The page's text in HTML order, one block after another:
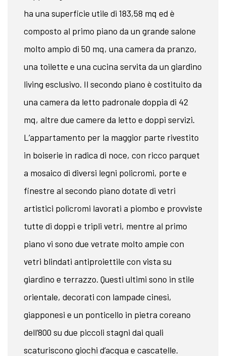
ha una superficie utile di 183,58 mq ed è
composto al primo piano da un grande salone
molto ampio di 50 mq, una camera da pranzo,
una toilette e una cucina servita da un giardino
living esclusivo. Il secondo piano è costituito da
una camera da letto padronale doppia di 42
mq, altre due camere da letto e doppi servizi.
L’appartamento per la maggior parte rivestito
in boiserie in radica di noce, con ricco parquet
a mosaico di diversi legni policromi, porte e
finestre al secondo piano dotate di vetri
artistici policromi lavorati a piombo e provviste
tutte di doppi e tripli vetri, mentre al primo
piano vi sono due vetrate molto ampie con
vetri blindati antiproiettile con vista su
giardino e terrazzo. Questi ultimi sono in stile
orientale, decorati con lampade cinesi,
giapponesi e un ponticello in pietra coreano
dell’800 su due piccoli stagni dai quali
scaturiscono giochi d’acqua e cascatelle.